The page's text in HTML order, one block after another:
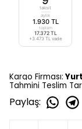
taksit
aylık
1.930 TL
toplam
17.372 TL
+3.473 TL vade
Kargo Firması:
Tahmini Teslim
Paylaş: